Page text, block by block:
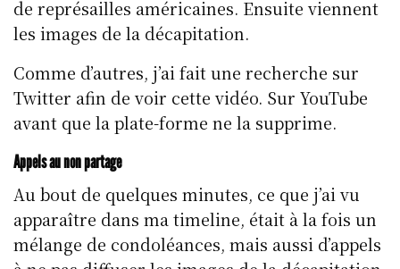
de représailles américaines. Ensuite viennent
les images de la décapitation.
Comme d’autres, j’ai fait une recherche sur
Twitter afin de voir cette vidéo. Sur YouTube
avant que la plate-forme ne la supprime.
Appels au non partage
Au bout de quelques minutes, ce que j’ai vu
apparaître dans ma timeline, était à la fois un
mélange de condoléances, mais aussi d’appels